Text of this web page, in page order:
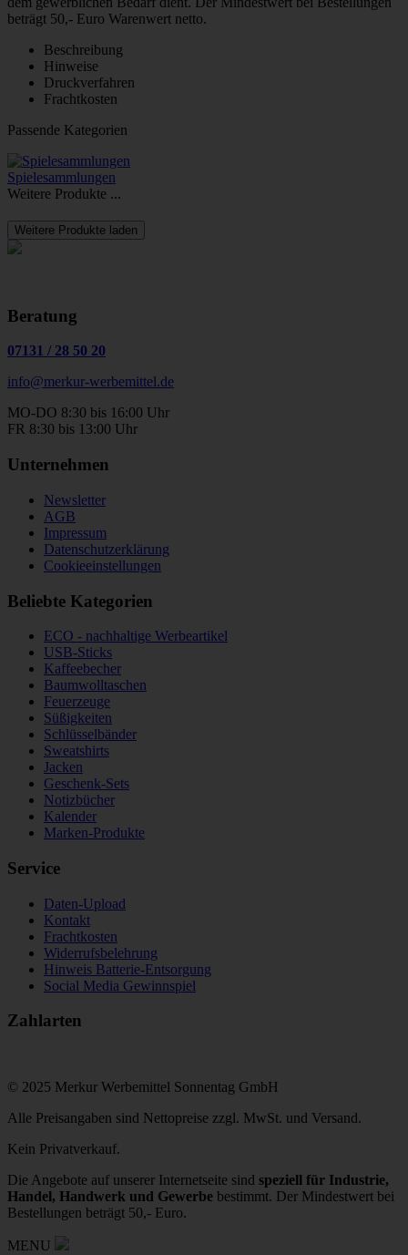
beträgt 50,- Euro Warenwert netto.
Beschreibung
Hinweise
Druckverfahren
Frachtkosten
Passende Kategorien
Spielesammlungen
Weitere Produkte ...
Weitere Produkte laden
Beratung
07131 / 28 50 20
info@merkur-werbemittel.de
MO-DO 8:30 bis 16:00 Uhr
FR 8:30 bis 13:00 Uhr
Unternehmen
Newsletter
AGB
Impressum
Datenschutzerklärung
Cookieeinstellungen
Beliebte Kategorien
ECO - nachhaltige Werbeartikel
USB-Sticks
Kaffeebecher
Baumwolltaschen
Feuerzeuge
Süßigkeiten
Schlüsselbänder
Sweatshirts
Jacken
Geschenk-Sets
Notizbücher
Kalender
Marken-Produkte
Service
Daten-Upload
Kontakt
Frachtkosten
Widerrufsbelehrung
Hinweis Batterie-Entsorgung
Social Media Gewinnspiel
Zahlarten
© 2025 Merkur Werbemittel Sonnentag GmbH
Alle Preisangaben sind Nettopreise zzgl. MwSt. und Versand.
Kein Privatverkauf.
Die Angebote auf unserer Internetseite sind speziell für Industrie,
Handel, Handwerk und Gewerbe bestimmt. Der Mindestwert bei
Bestellungen beträgt 50,- Euro.
MENU